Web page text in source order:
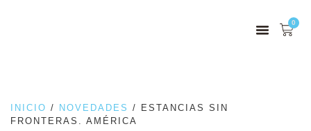
0
INICIO / NOVEDADES / ESTANCIAS SIN
FRONTERAS. AMÉRICA